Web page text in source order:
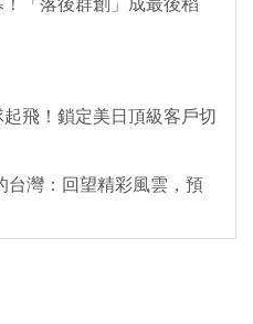
「落後群創」成最後稻
飛！鎖定美日頂級客戶切
灣：回望精彩風雲，預